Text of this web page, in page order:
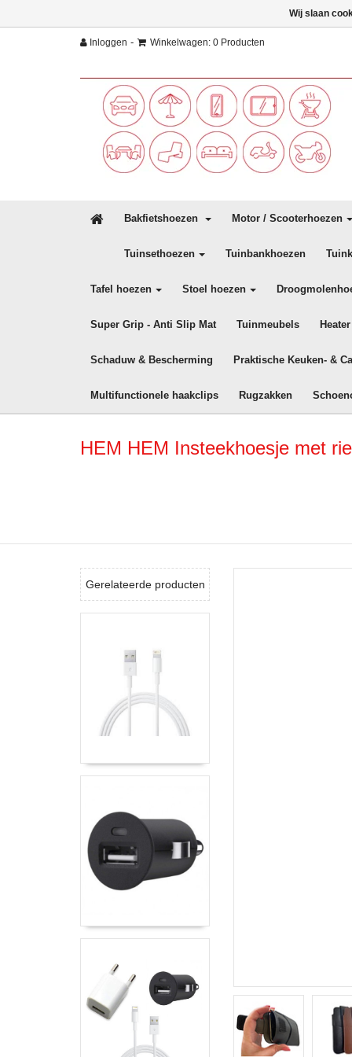
Inloggen - Winkelwagen: 0 Producten
Bakfietshoezen Motor / Scooterhoezen
Tuinsethoezen Tuinbankhoezen
Tafel hoezen Stoel hoezen
Super Grip - Anti Slip Mat Tuinmeubels
Schaduw & Bescherming Praktische Keuken- &
Multifunctionele haakclips Rugzakken
HEM HEM Insteekhoesje met
Gerelateerde producten
Wij slaan